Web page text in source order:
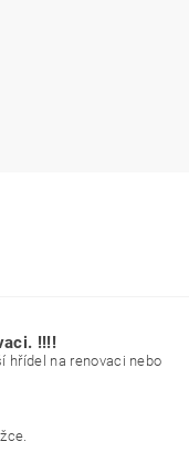
!!!!
hřídel na renovaci nebo